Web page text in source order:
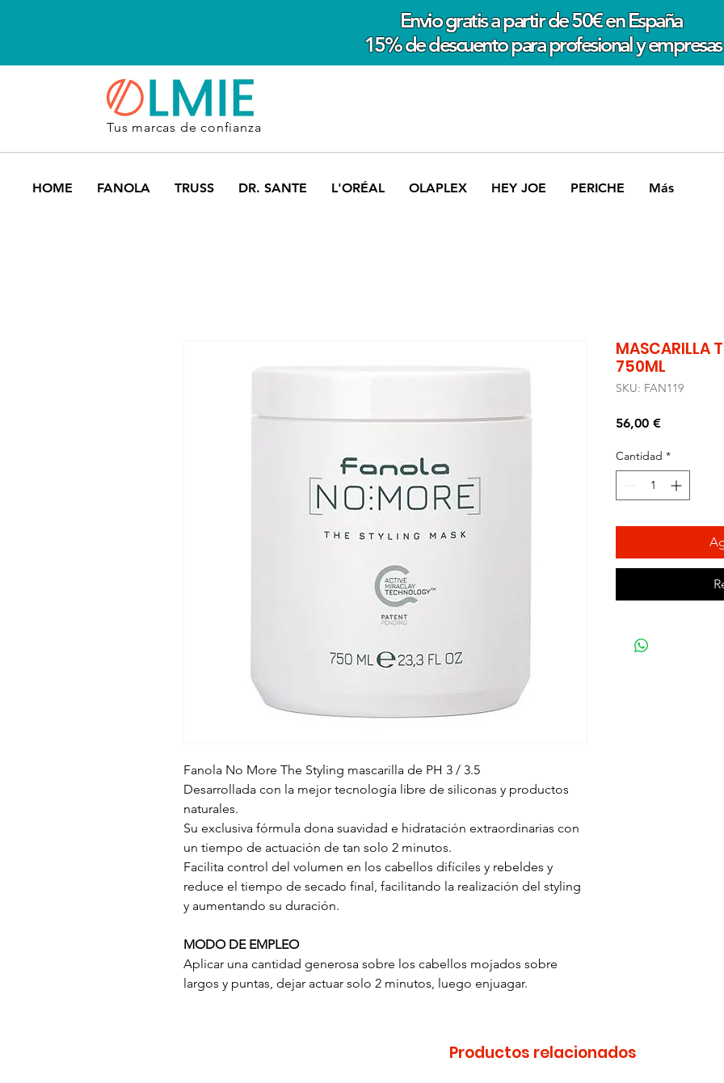
Envio gratis a partir de 50€ en España
15% de descuento para profesional y empresas
Tus marcas de confianza
HOME FANOLA TRUSS DR. SANTE L'ORÉAL OLAPLEX HEY JOE PERICHE Más
Fanola No More The Styling mascarilla de PH 3 / 3.5
Desarrollada con la mejor tecnología libre de siliconas y productos
naturales.
Su exclusiva fórmula dona suavidad e hidratación extraordinarias con
un tiempo de actuación de tan solo 2 minutos.
Facilita control del volumen en los cabellos difíciles y rebeldes y
reduce el tiempo de secado final, facilitando la realización del styling
y aumentando su duración.
MODO DE EMPLEO
Aplicar una cantidad generosa sobre los cabellos mojados sobre
largos y puntas, dejar actuar solo 2 minutos, luego enjuagar.
MASCARILLA
750ML
SKU: FAN119
56,00 €Precio
Cantidad *
Productos relacionados